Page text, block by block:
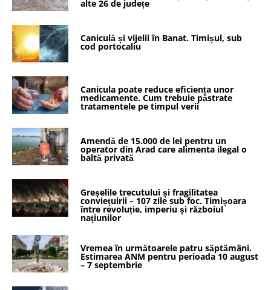
alte 26 de județe
Caniculă și vijelii în Banat. Timișul, sub
cod portocaliu
Canicula poate reduce eficiența unor
medicamente. Cum trebuie păstrate
tratamentele pe timpul verii
Amendă de 15.000 de lei pentru un
operator din Arad care alimenta ilegal o
baltă privată
Greșelile trecutului și fragilitatea
conviețuirii – 107 zile sub foc. Timișoara
între revoluție, imperiu și războiul
națiunilor
Vremea în următoarele patru săptămâni.
Estimarea ANM pentru perioada 10 august
– 7 septembrie